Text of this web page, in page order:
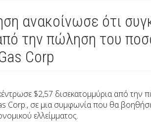
ανακοίνωσε ότι
την πώληση του
Corp
$2,57 δισεκατομμύρια από την
Corp., σε μια συμφωνία που θα
ελλείμματος.